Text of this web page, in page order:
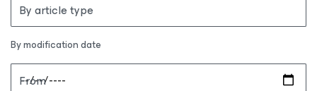
By article type
By modification date
From